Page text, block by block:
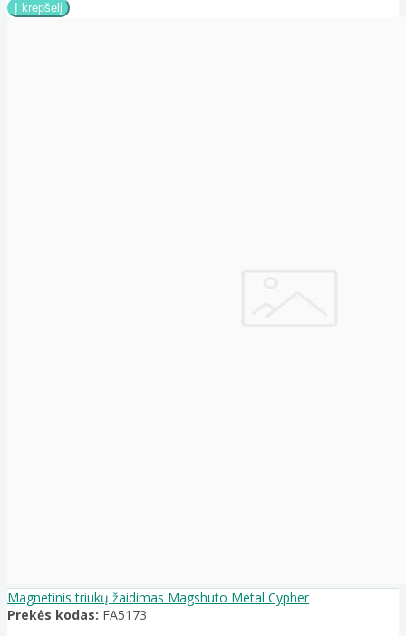
Magnetinis triukų žaidimas Magshuto Metal Cypher
Prekės kodas: FA5173